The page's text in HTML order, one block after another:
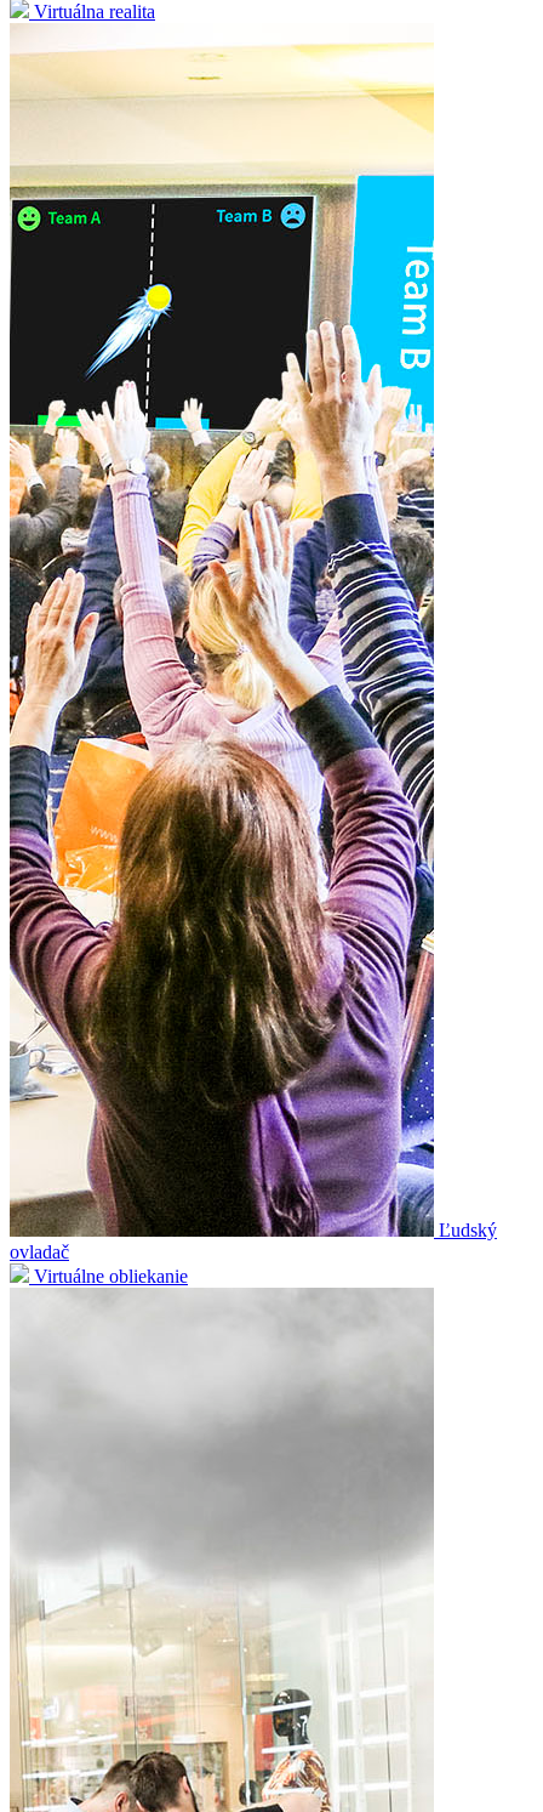
Virtuálna realita
Ľudský
ovladač
Virtuálne obliekanie